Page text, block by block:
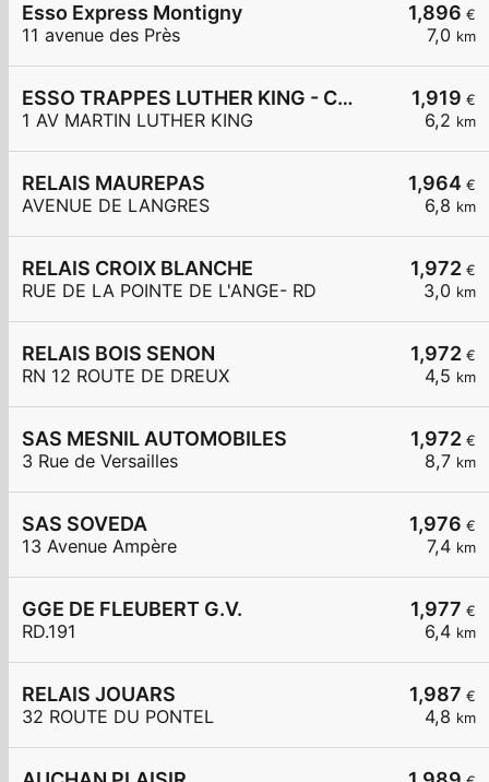
1,896 €
7,0 km
Esso Express Montigny
11 avenue des Près
1,919 €
6,2 km
ESSO TRAPPES LUTHER KING - CARREFOUR EXPRESS
1 AV MARTIN LUTHER KING
1,964 €
6,8 km
RELAIS MAUREPAS
AVENUE DE LANGRES
1,972 €
3,0 km
RELAIS CROIX BLANCHE
RUE DE LA POINTE DE L'ANGE- RD
1,972 €
4,5 km
RELAIS BOIS SENON
RN 12 ROUTE DE DREUX
1,972 €
8,7 km
SAS MESNIL AUTOMOBILES
3 Rue de Versailles
1,976 €
7,4 km
SAS SOVEDA
13 Avenue Ampère
1,977 €
6,4 km
GGE DE FLEUBERT G.V.
RD.191
1,987 €
4,8 km
RELAIS JOUARS
32 ROUTE DU PONTEL